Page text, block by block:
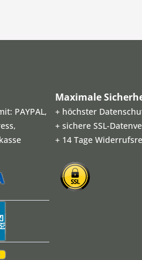
PAYPAL,
Maximale
+ höchster
+ sichere SSL-
+ 14 Tage